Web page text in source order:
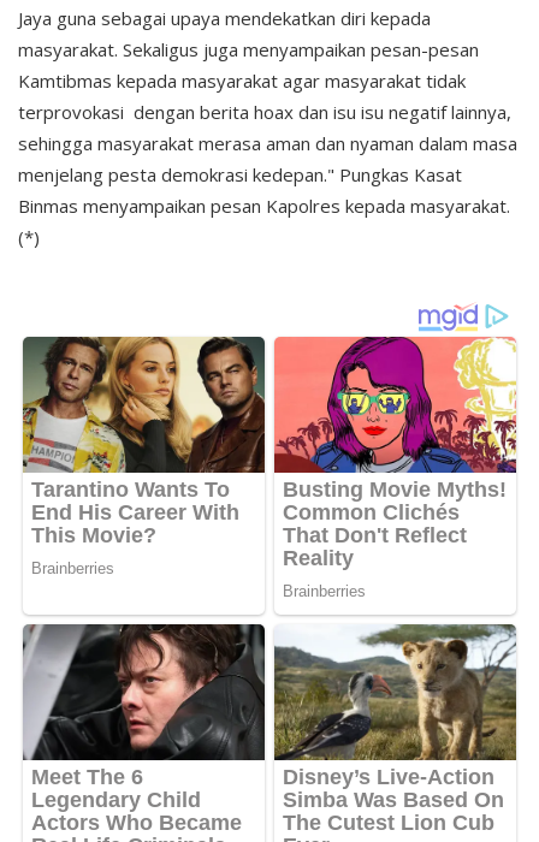
Jaya guna sebagai upaya mendekatkan diri kepada
masyarakat. Sekaligus juga menyampaikan pesan-pesan
Kamtibmas kepada masyarakat agar masyarakat tidak
terprovokasi dengan berita hoax dan isu isu negatif lainnya,
sehingga masyarakat merasa aman dan nyaman dalam masa
menjelang pesta demokrasi kedepan." Pungkas Kasat
Binmas menyampaikan pesan Kapolres kepada masyarakat.
(*)